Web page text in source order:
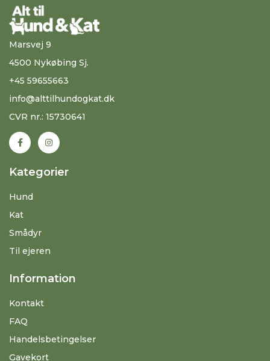
Marsvej 9
4500 Nykøbing Sj.
+45 59655663
info@alttilhundogkat.dk
CVR nr.: 15730641
Kategorier
Hund
Kat
Smådyr
Til ejeren
Information
Kontakt
FAQ
Handelsbetingelser
Gavekort